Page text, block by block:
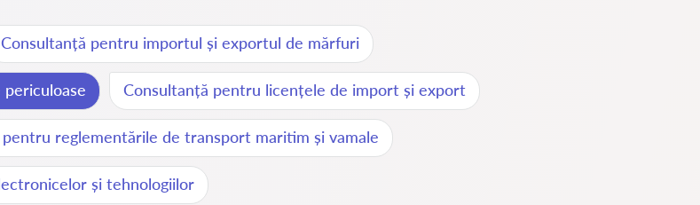
Consultanță pentru importul și exportul de mărfuri
Consultanță pentru licențele de import și export
reglementările de transport maritim și vamale
și tehnologiilor